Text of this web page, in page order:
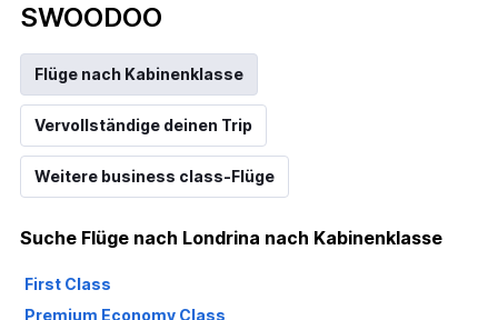
SWOODOO
Flüge nach Kabinenklasse
Vervollständige deinen Trip
Weitere business class-Flüge
Suche Flüge nach Londrina nach Kabinenklasse
First Class
Premium Economy Class